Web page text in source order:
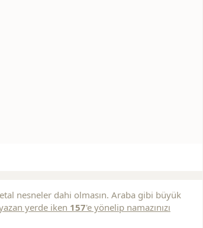
nesneler dahi olmasın. Araba gibi büyük
yerde iken 157'e yönelip namazınızı